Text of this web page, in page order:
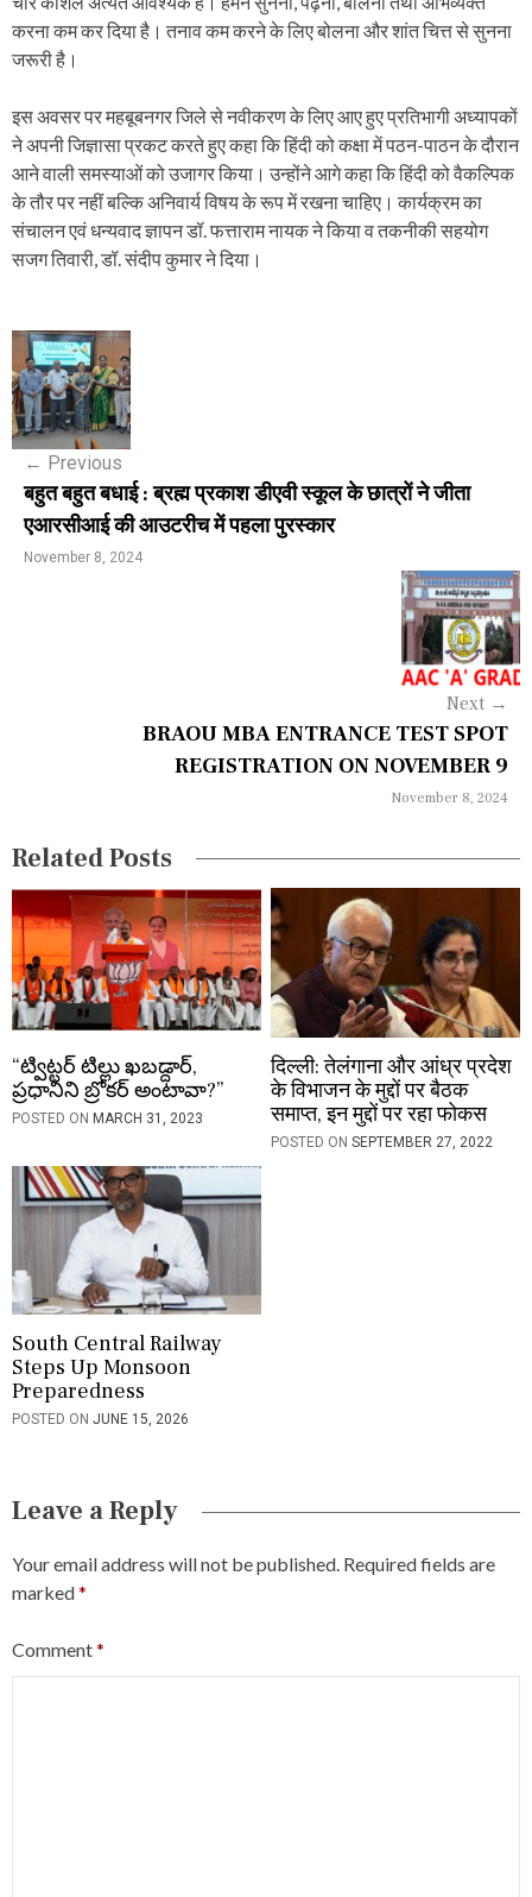
करना कम कर दिया है। तनाव कम करने के लिए बोलना और शांत चित्त से सुनना
जरूरी है।
इस अवसर पर महबूबनगर जिले से नवीकरण के लिए आए हुए प्रतिभागी अध्यापकों
ने अपनी जिज्ञासा प्रकट करते हुए कहा कि हिंदी को कक्षा में पठन-पाठन के दौरान
आने वाली समस्याओं को उजागर किया। उन्होंने आगे कहा कि हिंदी को वैकल्पिक
के तौर पर नहीं बल्कि अनिवार्य विषय के रूप में रखना चाहिए। कार्यक्रम का
संचालन एवं धन्यवाद ज्ञापन डॉ. फत्ताराम नायक ने किया व तकनीकी सहयोग
सजग तिवारी, डॉ. संदीप कुमार ने दिया।
P
o
s
n
a
o
n
← Previous
बहुत बहुत बधाई : ब्रह्म प्रकाश डीएवी स्कूल के छात्रों ने जीता
एआरसीआई की आउटरीच में पहला पुरस्कार
November 8, 2024
Next →
BRAOU MBA ENTRANCE TEST SPOT
REGISTRATION ON NOVEMBER 9
November 8, 2024
Related Posts
“ట్విట్టర్ టిల్లు ఖబడ్దార్,
ప్రధానిని బ్రోకర్ అంటావా?”
POSTED ON MARCH 31, 2023
दिल्ली: तेलंगाना और आंध्र प्रदेश
के विभाजन के मुद्दों पर बैठक
समाप्त, इन मुद्दों पर रहा फोकस
POSTED ONSEPTEMBER 27, 2022
South Central Railway
Steps Up Monsoon
Preparedness
POSTED ON JUNE 15, 2026
Leave a Reply
Your email address will not be published. Required fields are
marked*
Comment*